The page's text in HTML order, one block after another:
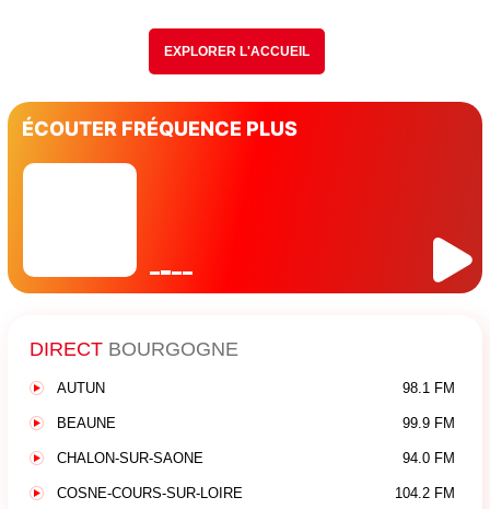
EXPLORER L'ACCUEIL
ÉCOUTER FRÉQUENCE PLUS
DIRECT BOURGOGNE
AUTUN 98.1 FM
BEAUNE 99.9 FM
CHALON-SUR-SAONE 94.0 FM
COSNE-COURS-SUR-LOIRE 104.2 FM